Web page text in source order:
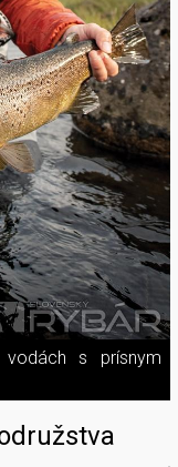
s prísnym